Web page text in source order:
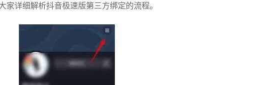
详细解析抖音极速版第三方绑定的流程。